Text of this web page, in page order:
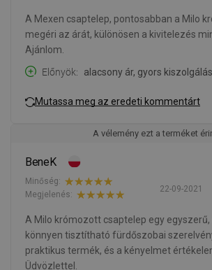
A Mexen csaptelep, pontosabban a Milo
megéri az árát, különösen a kivitelezés
Ajánlom.
Előnyök
alacsony ár, gyors kiszolgálás
Mutassa meg az eredeti kommentárt
A vélemény ezt a terméket
BeneK
22-09-2021
Minőség:
Megjelenés:
A Milo krómozott csaptelep egy egyszerű,
könnyen tisztítható fürdőszobai
praktikus termék, és a kényelmet
Üdvözlettel.